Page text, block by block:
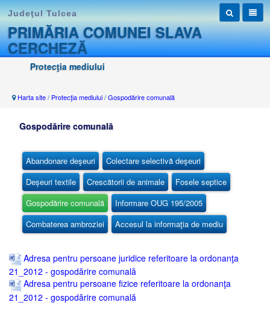
Judeţul Tulcea
PRIMĂRIA COMUNEI SLAVA
CERCHEZĂ
Protecţia mediului
Harta site/ Protecţia mediului/Gospodărire comunală
Gospodărire comunală
Abandonare deşeuri
Colectare selectivă deşeuri
Deșeuri textile
Crescătorii de animale
Fosele septice
Gospodărire comunală
Informare OUG 195/2005
Combaterea ambroziei
Accesul la informaţia de mediu
Adresa pentru persoane juridice referitoare la ordonanţa
21_2012 - gospodărire comunală
Adresa pentru persoane fizice referitoare la ordonanţa
21_2012 - gospodărire comunală